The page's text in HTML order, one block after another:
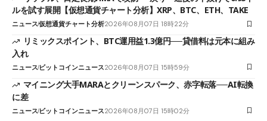
ルを試す展開【仮想通貨チャート分析】XRP、BTC、ETH、TAKE
ニュース仮想通貨チャート分析2026年08月07日 18時22分
リミックスポイント、BTC運用益1.3億円──貸借料は元本に組み
入れ
ニュースビットコインニュース2026年08月07日 15時59分
マイニング大手MARAとクリーンスパーク、赤字転落──AI転換
に差
ニュースビットコインニュース2026年08月07日 15時02分